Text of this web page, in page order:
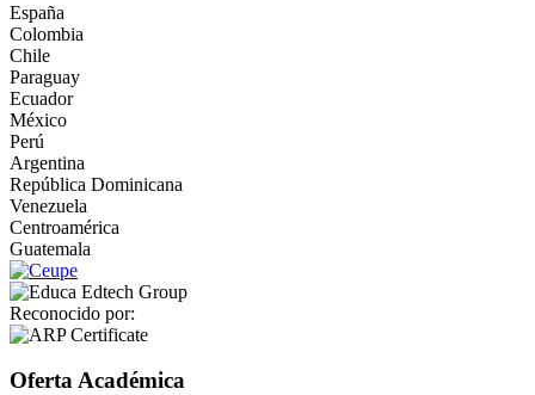
España
Colombia
Chile
Paraguay
Ecuador
México
Perú
Argentina
República Dominicana
Venezuela
Centroamérica
Guatemala
Reconocido por:
Oferta Académica